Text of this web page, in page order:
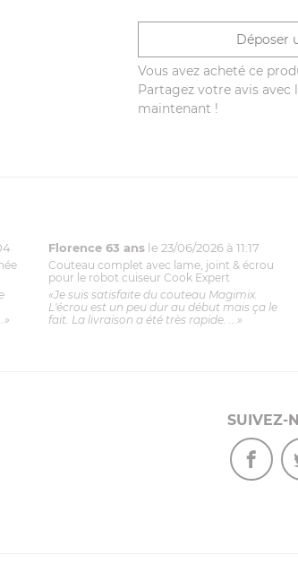
Déposer
Vous avez acheté ce
Partagez votre avis avec
maintenant !
Florence 63 ans le 23/06/2026 à 11:17
Couteau complet avec lame, joint & écrou
pour le robot cuiseur Cook Expert
«Je suis satisfaite du couteau Magimix.
L'écrou est un peu dur au début mais ça le
fait. La livraison a été très rapide. ...»
SUIVEZ-